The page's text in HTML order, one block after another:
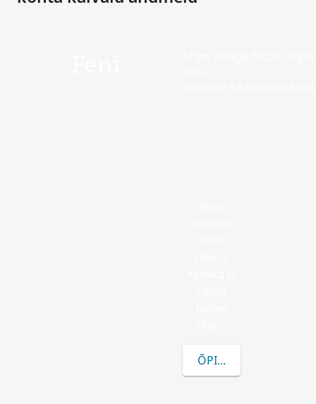
ÕPI ROHKEM FENI